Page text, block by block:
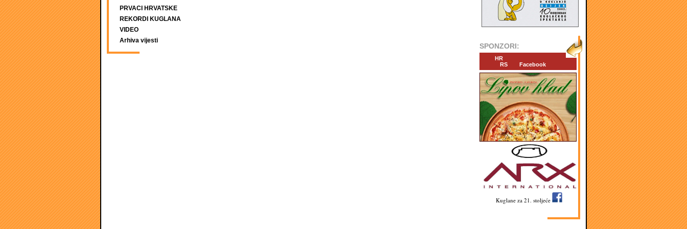
PRVACI HRVATSKE
REKORDI KUGLANA
VIDEO
Arhiva vijesti
SPONZORI:
HR
RS
Facebook
Kuglane za 21. stoljeće